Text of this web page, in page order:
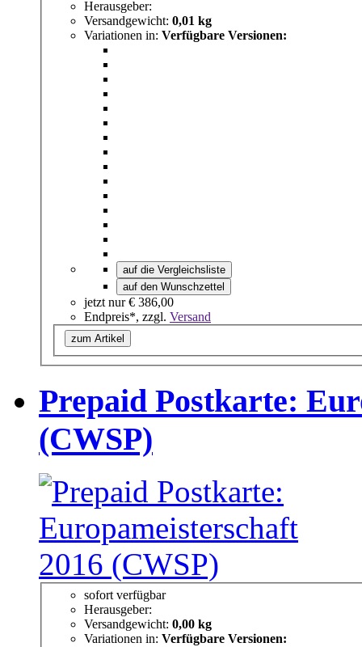
Herausgeber:
Versandgewicht: 0,01 kg
Variationen in: Verfügbare Versionen:
auf die Vergleichsliste
auf den Wunschzettel
jetzt nur€ 386,00
Endpreis*, zzgl. Versand
zum Artikel
Prepaid Postkarte:
(CWSP)
sofort verfügbar
Herausgeber:
Versandgewicht: 0,00 kg
Variationen in: Verfügbare Versionen: